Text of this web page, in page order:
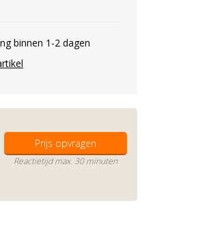
binnen 1-2 dagen
Prijs opvragen
Reactietijd max. 30 minuten